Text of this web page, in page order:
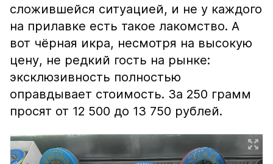
сложившейся ситуацией, и не у каждого
на прилавке есть такое лакомство. А
вот чёрная икра, несмотря на высокую
цену, не редкий гость на рынке:
эксклюзивность полностью
оправдывает стоимость. За 250 грамм
просят от 12 500 до 13 750 рублей.